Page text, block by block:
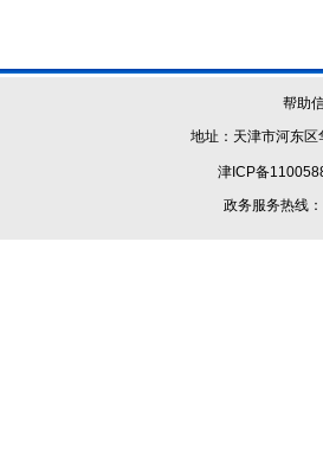
帮助
地址：天津市河
津ICP备
政务服务热线